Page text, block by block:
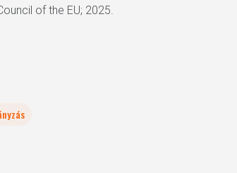
of the EU; 2025.